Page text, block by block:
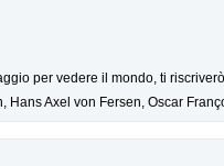
per vedere il mondo, ti
Hans Axel von Fersen, Oscar